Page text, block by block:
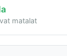
matalat